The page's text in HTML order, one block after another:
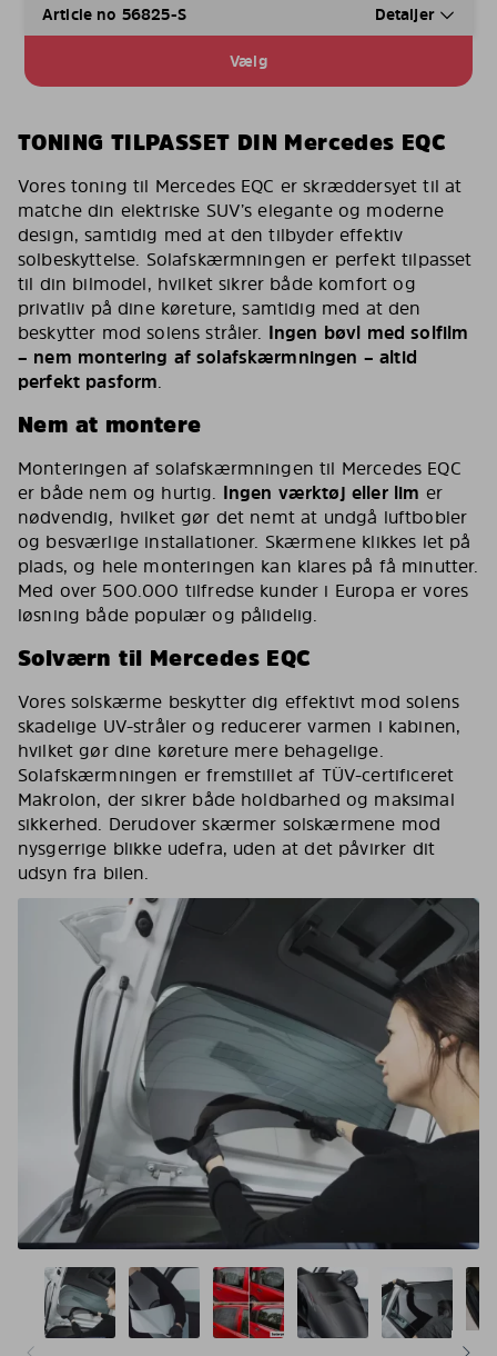
Article no 56825-S Detaljer
Vælg
TONING TILPASSET DIN Mercedes EQC
Vores toning til Mercedes EQC er skræddersyet til at
matche din elektriske SUV’s elegante og moderne
design, samtidig med at den tilbyder effektiv
solbeskyttelse. Solafskærmningen er perfekt tilpasset
til din bilmodel, hvilket sikrer både komfort og
privatliv på dine køreture, samtidig med at den
beskytter mod solens stråler. Ingen bøvl med solfilm
– nem montering af solafskærmningen – altid
perfekt pasform.
Nem at montere
Monteringen af solafskærmningen til Mercedes EQC
er både nem og hurtig. Ingen værktøj eller lim er
nødvendig, hvilket gør det nemt at undgå luftbobler
og besværlige installationer. Skærmene klikkes let på
plads, og hele monteringen kan klares på få minutter.
Med over 500.000 tilfredse kunder i Europa er vores
løsning både populær og pålidelig.
Solværn til Mercedes EQC
Vores solskærme beskytter dig effektivt mod solens
skadelige UV-stråler og reducerer varmen i kabinen,
hvilket gør dine køreture mere behagelige.
Solafskærmningen er fremstillet af TÜV-certificeret
Makrolon, der sikrer både holdbarhed og maksimal
sikkerhed. Derudover skærmer solskærmene mod
nysgerrige blikke udefra, uden at det påvirker dit
udsyn fra bilen.